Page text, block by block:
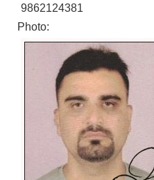
9862124381
Photo: